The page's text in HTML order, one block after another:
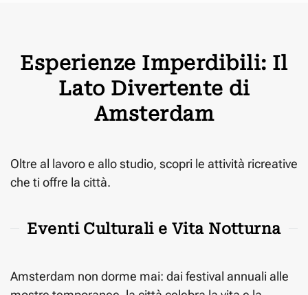
Esperienze Imperdibili: Il
Lato Divertente di
Amsterdam
Oltre al lavoro e allo studio, scopri le attività ricreative
che ti offre la città.
Eventi Culturali e Vita Notturna
Amsterdam non dorme mai: dai festival annuali alle